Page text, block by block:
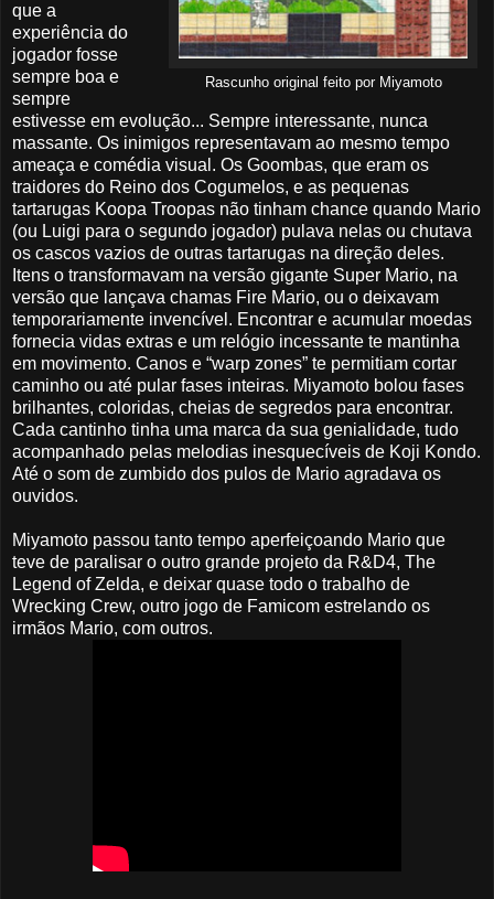
Rascunho original feito por Miyamoto
que a
experiência do
jogador fosse
sempre boa e
sempre
estivesse em evolução... Sempre interessante, nunca
massante. Os inimigos representavam ao mesmo tempo
ameaça e comédia visual. Os Goombas, que eram os
traidores do Reino dos Cogumelos, e as pequenas
tartarugas Koopa Troopas não tinham chance quando Mario
(ou Luigi para o segundo jogador) pulava nelas ou chutava
os cascos vazios de outras tartarugas na direção deles.
Itens o transformavam na versão gigante Super Mario, na
versão que lançava chamas Fire Mario, ou o deixavam
temporariamente invencível. Encontrar e acumular moedas
fornecia vidas extras e um relógio incessante te mantinha
em movimento. Canos e “warp zones” te permitiam cortar
caminho ou até pular fases inteiras. Miyamoto bolou fases
brilhantes, coloridas, cheias de segredos para encontrar.
Cada cantinho tinha uma marca da sua genialidade, tudo
acompanhado pelas melodias inesquecíveis de Koji Kondo.
Até o som de zumbido dos pulos de Mario agradava os
ouvidos.
Miyamoto passou tanto tempo aperfeiçoando Mario que
teve de paralisar o outro grande projeto da R&D4, The
Legend of Zelda, e deixar quase todo o trabalho de
Wrecking Crew, outro jogo de Famicom estrelando os
irmãos Mario, com outros.